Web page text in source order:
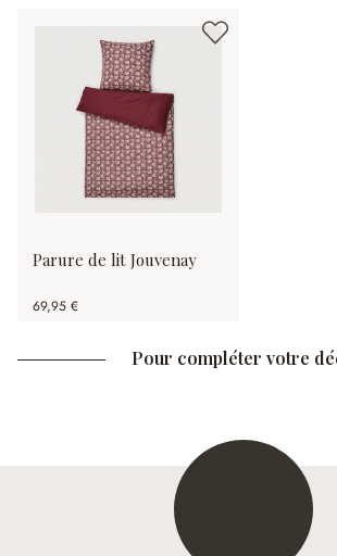
Parure de lit Jouvenay
69,95 €
Pour compléter votre